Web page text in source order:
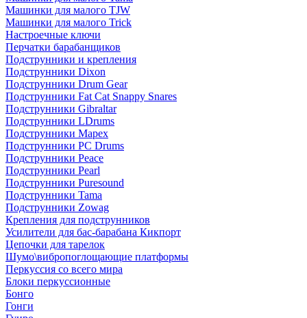
Машинки для малого TJW
Машинки для малого Trick
Настроечные ключи
Перчатки барабанщиков
Подструнники и крепления
Подструнники Dixon
Подструнники Drum Gear
Подструнники Fat Cat Snappy Snares
Подструнники Gibraltar
Подструнники LDrums
Подструнники Mapex
Подструнники PC Drums
Подструнники Peace
Подструнники Pearl
Подструнники Puresound
Подструнники Tama
Подструнники Zowag
Крепления для подструнников
Усилители для бас-барабана Кикпорт
Цепочки для тарелок
Шумо\вибропоглощающие платформы
Перкуссия со всего мира
Блоки перкуссионные
Бонго
Гонги